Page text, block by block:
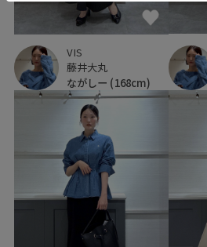
VIS
藤井大丸
ながしー (168cm)